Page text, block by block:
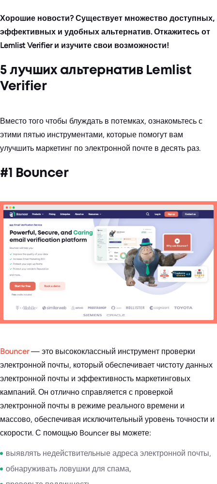
Хорошие новости? Существует множество доступных,
эффективных и удобных альтернатив. Откажитесь от
Lemlist Verifier и изучите свои возможности!
5 лучших альтернатив Lemlist
Verifier
Вместо того чтобы блуждать в потемках, ознакомьтесь с
этими пятью инструментами, которые помогут вам
улучшить маркетинг по электронной почте в десять раз.
#1 Bouncer
Bouncer— это высококлассный инструмент проверки
электронной почты, который обеспечивает чистоту данных
электронной почты и эффективность маркетинговых
кампаний. Он отлично справляется с проверкой
электронной почты в режиме реального времени и
массово, обеспечивая исключительный уровень точности и
скорости. С помощью Bouncer вы можете:
выявлять недействительные адреса электронной почты,
обнаруживать ловушки для спама,